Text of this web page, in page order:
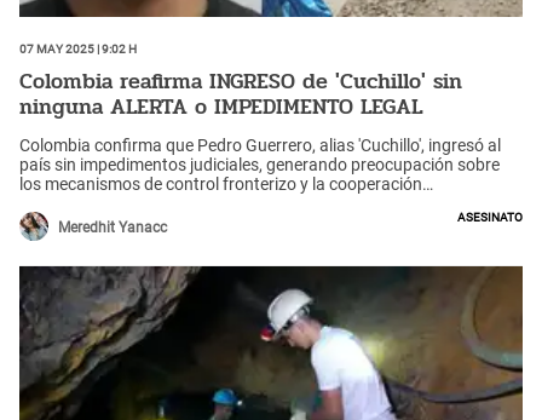
07 May 2025 | 9:02 h
Colombia reafirma INGRESO de 'Cuchillo' sin
ninguna ALERTA o IMPEDIMENTO LEGAL
Colombia confirma que Pedro Guerrero, alias 'Cuchillo', ingresó al
país sin impedimentos judiciales, generando preocupación sobre
los mecanismos de control fronterizo y la cooperación
Meredhit Yanacc
Asesinato